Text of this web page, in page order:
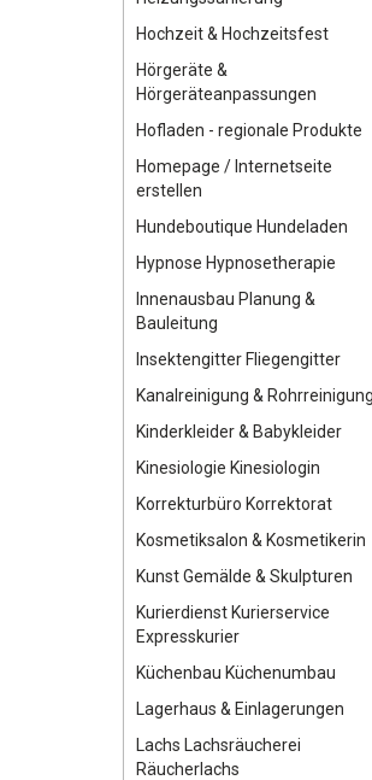
Hochzeit & Hochzeitsfest
Hörgeräte &
Hörgeräteanpassungen
Hofladen - regionale Produkte
Homepage / Internetseite
erstellen
Hundeboutique Hundeladen
Hypnose Hypnosetherapie
Innenausbau Planung &
Bauleitung
Insektengitter Fliegengitter
Kanalreinigung & Rohrreinigung
Kinderkleider & Babykleider
Kinesiologie Kinesiologin
Korrekturbüro Korrektorat
Kosmetiksalon & Kosmetikerin
Kunst Gemälde & Skulpturen
Kurierdienst Kurierservice
Expresskurier
Küchenbau Küchenumbau
Lagerhaus & Einlagerungen
Lachs Lachsräucherei
Räucherlachs